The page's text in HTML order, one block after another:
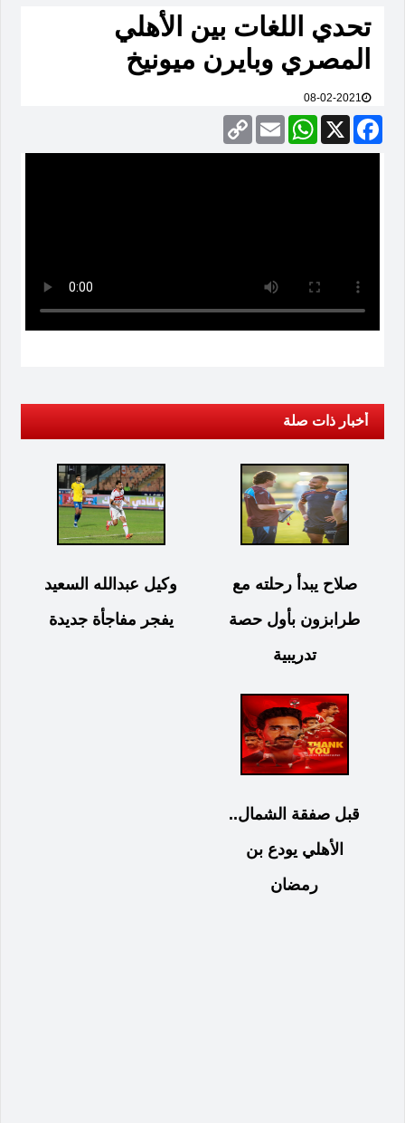
تحدي اللغات بين الأهلي
المصري وبايرن ميونيخ
08-02-2021
Facebook
X
WhatsApp
Email
Copy
Link
أخبار ذات صلة
صلاح يبدأ رحلته مع
طرابزون بأول حصة
تدريبية
وكيل عبدالله السعيد
يفجر مفاجأة جديدة
قبل صفقة الشمال..
الأهلي يودع بن
رمضان